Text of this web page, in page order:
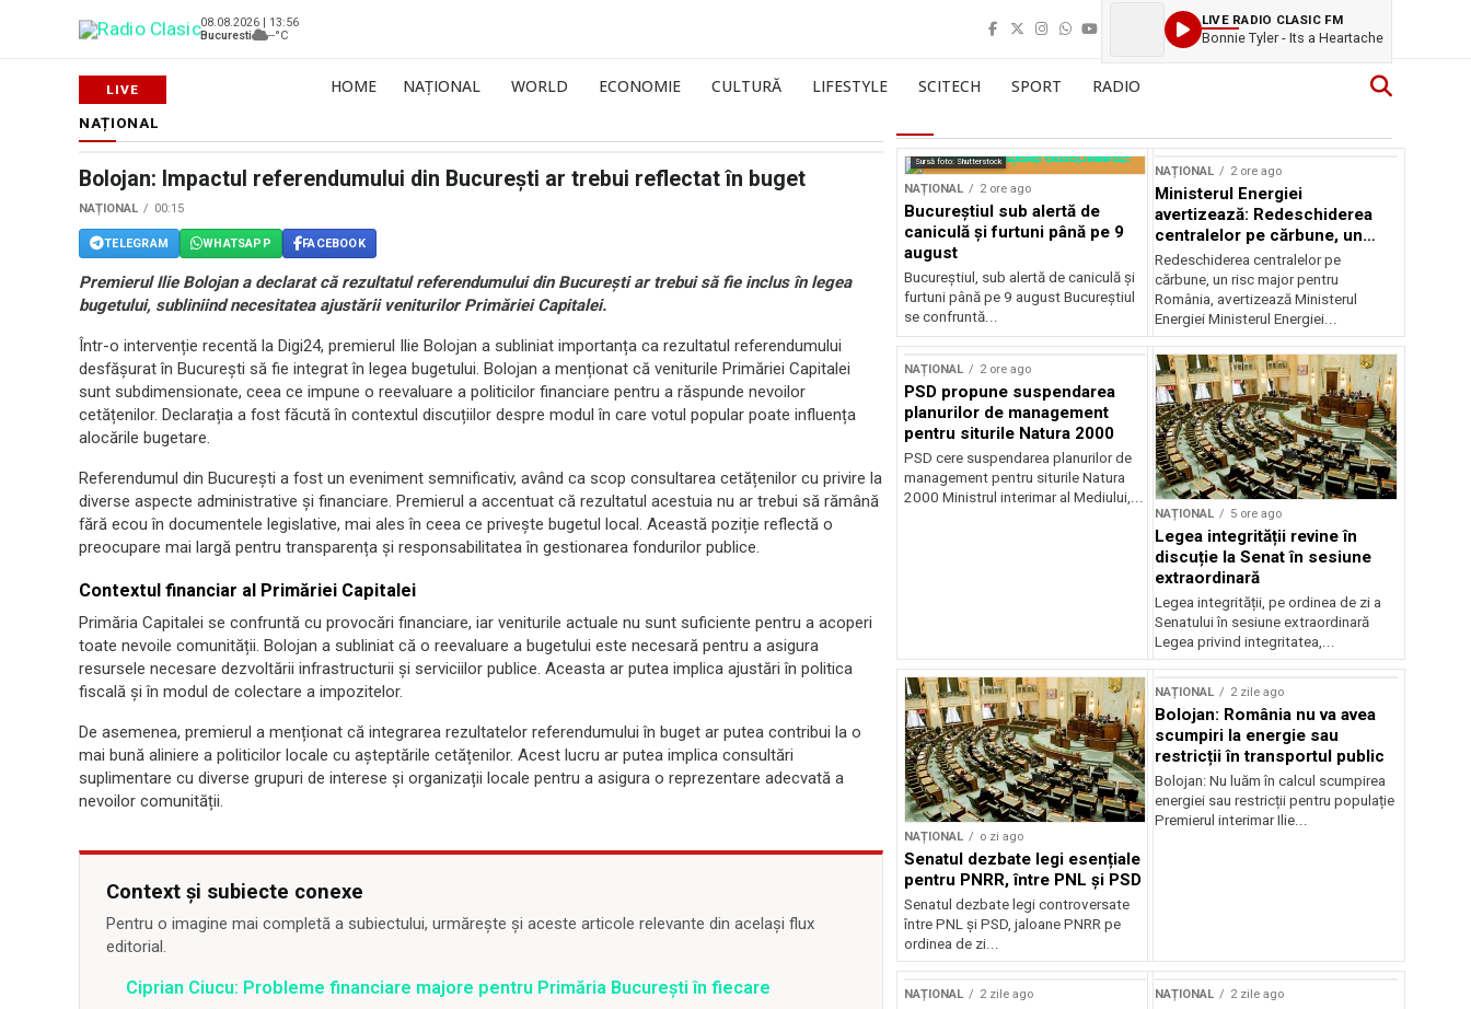
08.08.2026 | 13:56
Bucuresti
--°C
LIVE RADIO CLASIC FM
Bonnie Tyler - Its a Heartache
HOME NAȚIONAL WORLD ECONOMIE CULTURĂ LIFESTYLE SCITECH SPORT RADIO
NAȚIONAL
Bolojan: Impactul referendumului din București ar trebui reflectat în buget
NAȚIONAL 00:15
TELEGRAM WHATSAPP FACEBOOK
Premierul Ilie Bolojan a declarat că rezultatul referendumului din București ar trebui să fie inclus în legea
bugetului, subliniind necesitatea ajustării veniturilor Primăriei Capitalei.
Într-o intervenție recentă la Digi24, premierul Ilie Bolojan a subliniat importanța ca rezultatul referendumului
desfășurat în București să fie integrat în legea bugetului. Bolojan a menționat că veniturile Primăriei Capitalei
sunt subdimensionate, ceea ce impune o reevaluare a politicilor financiare pentru a răspunde nevoilor
cetățenilor. Declarația a fost făcută în contextul discuțiilor despre modul în care votul popular poate influența
alocările bugetare.
Referendumul din București a fost un eveniment semnificativ, având ca scop consultarea cetățenilor cu privire la
diverse aspecte administrative și financiare. Premierul a accentuat că rezultatul acestuia nu ar trebui să rămână
fără ecou în documentele legislative, mai ales în ceea ce privește bugetul local. Această poziție reflectă o
preocupare mai largă pentru transparența și responsabilitatea în gestionarea fondurilor publice.
Contextul financiar al Primăriei Capitalei
Primăria Capitalei se confruntă cu provocări financiare, iar veniturile actuale nu sunt suficiente pentru a acoperi
toate nevoile comunității. Bolojan a subliniat că o reevaluare a bugetului este necesară pentru a asigura
resursele necesare dezvoltării infrastructurii și serviciilor publice. Aceasta ar putea implica ajustări în politica
fiscală și în modul de colectare a impozitelor.
De asemenea, premierul a menționat că integrarea rezultatelor referendumului în buget ar putea contribui la o
mai bună aliniere a politicilor locale cu așteptările cetățenilor. Acest lucru ar putea implica consultări
suplimentare cu diverse grupuri de interese și organizații locale pentru a asigura o reprezentare adecvată a
nevoilor comunității.
Context și subiecte conexe
Pentru o imagine mai completă a subiectului, urmărește și aceste articole relevante din același flux
editorial.
Ciprian Ciucu: Probleme financiare majore pentru Primăria București în fiecare
Sursă foto: Shutterstock
NAȚIONAL 2 ore ago
Bucureștiul sub alertă de
caniculă și furtuni până pe 9
august
Bucureștiul, sub alertă de caniculă și
furtuni până pe 9 august Bucureștiul
se confruntă...
NAȚIONAL 2 ore ago
Ministerul Energiei
avertizează: Redeschiderea
centralelor pe cărbune, un
risc major pentru România
Redeschiderea centralelor pe
cărbune, un risc major pentru
România, avertizează Ministerul
Energiei Ministerul Energiei...
NAȚIONAL 2 ore ago
PSD propune suspendarea
planurilor de management
pentru siturile Natura 2000
PSD cere suspendarea planurilor de
management pentru siturile Natura
2000 Ministrul interimar al Mediului,...
NAȚIONAL 5 ore ago
Legea integrității revine în
discuție la Senat în sesiune
extraordinară
Legea integrității, pe ordinea de zi a
Senatului în sesiune extraordinară
Legea privind integritatea,...
NAȚIONAL o zi ago
Senatul dezbate legi esențiale
pentru PNRR, între PNL și PSD
Senatul dezbate legi controversate
între PNL și PSD, jaloane PNRR pe
ordinea de zi...
NAȚIONAL 2 zile ago
Bolojan: România nu va avea
scumpiri la energie sau
restricții în transportul public
Bolojan: Nu luăm în calcul scumpirea
energiei sau restricții pentru populație
Premierul interimar Ilie...
NAȚIONAL 2 zile ago NAȚIONAL 2 zile ago